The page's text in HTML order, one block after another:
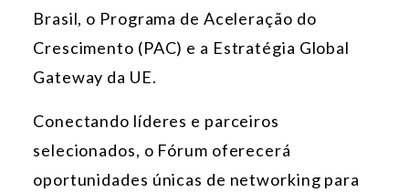
Brasil, o Programa de Aceleração do
Crescimento (PAC) e a Estratégia Global
Gateway da UE.
Conectando líderes e parceiros
selecionados, o Fórum oferecerá
oportunidades únicas de networking para